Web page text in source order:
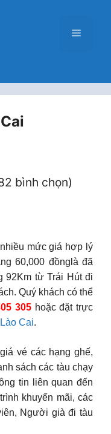
Menu
bình chọn)
mức giá hợp lý
60,000 đồnglà đã
92Km từ Trái Hút đi
Quý khách có thể
305hoặc đặt trực
Cai.
vé các hạng ghế,
sách các tàu chạy
tin liên quan đến
khuyến mãi, các
Người già đi tàu